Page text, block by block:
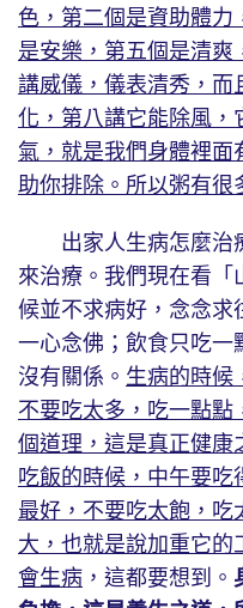
色，第二個是資助體力
是安樂，第五個是清爽
講威儀，儀表清秀，而
化，第八講它能除風，
氣，就是我們身體裡面
助你排除。所以粥有很
出家人生病怎麼治
來治療。我們現在看「
候並不求病好，念念求
一心念佛；飲食只吃一
沒有關係。 生病的時候
不要吃太多，吃一點點
個道理，這是真正健康
吃飯的時候，中午要
最好，不要吃太飽，吃
大，也就是說加重它
會生病 ，這都要想到。